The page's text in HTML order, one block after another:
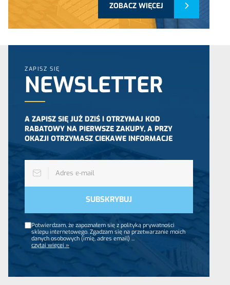
ZOBACZ WIĘCEJ
ZAPISZ SIĘ
NEWSLETTER
A ZAPISZ SIĘ JUŻ DZIŚ I OTRZYMAJ KOD
RABATOWY NA PIERWSZE ZAKUPY, A PRZY
OKAZJI OTRZYMASZ CIEKAWE INFORMACJE
Potwierdzam, że zapoznałem się z polityką prywatności
sklepu internetowego. Zgadzam się na przetwarzanie moich
danych osobowych (imię, adres email) ...
czytaj więcej »